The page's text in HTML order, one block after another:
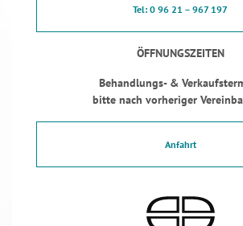
Tel: 0 96 21 – 967 197
ÖFFNUNGSZEITEN
Behandlungs- &
bitte nach vorheriger
Anfahrt